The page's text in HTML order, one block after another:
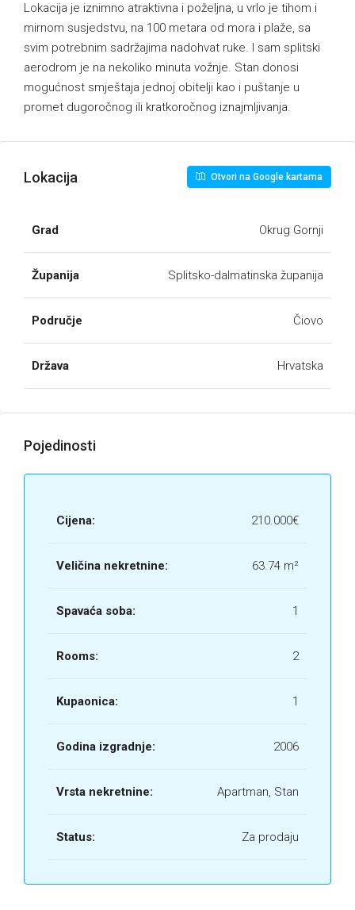
Lokacija je iznimno atraktivna i poželjna, u vrlo je tihom i
mirnom susjedstvu, na 100 metara od mora i plaže, sa
svim potrebnim sadržajima nadohvat ruke. I sam splitski
aerodrom je na nekoliko minuta vožnje. Stan donosi
mogućnost smještaja jednoj obitelji kao i puštanje u
promet dugoročnog ili kratkoročnog iznajmljivanja.
Lokacija Otvori na Google kartama
Grad Okrug Gornji
Županija Splitsko-dalmatinska županija
Područje Čiovo
Država Hrvatska
Pojedinosti
Cijena: 210.000€
Veličina nekretnine: 63.74 m²
Spavaća soba: 1
Rooms: 2
Kupaonica: 1
Godina izgradnje: 2006
Vrsta nekretnine: Apartman, Stan
Status: Za prodaju